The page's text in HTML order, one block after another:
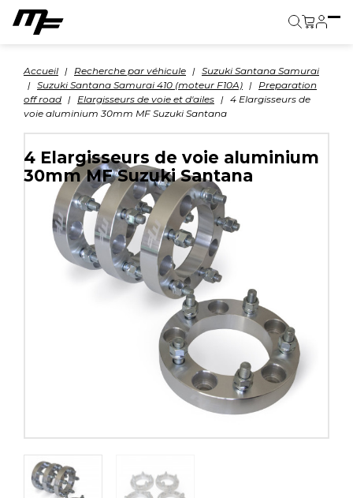
Accueil Recherche par véhicule
Suzuki Santana Samurai
Suzuki Santana Samurai 410 (moteur F10A)
Preparation
off road
Elargisseurs de voie et d'ailes
4 Elargisseurs de
voie aluminium 30mm MF Suzuki Santana
4 Elargisseurs de voie aluminium
30mm MF Suzuki Santana